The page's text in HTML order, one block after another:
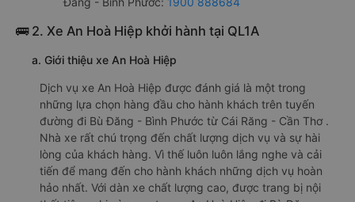
Xem địa chỉ văn phòng nhà xe Phương Hồng Linh:
https://vexere.com/vi-VN/xe-phuong-hong-linh
Số điện thoại đặt mua vé xe Cái Răng - Cần Thơ Bù
Đăng - Bình Phước:1900 888684
🚌 2. Xe An Hoà Hiệp khởi hành tại QL1A
a. Giới thiệu xe An Hoà Hiệp
Dịch vụ xe An Hoà Hiệp được đánh giá là một trong
những lựa chọn hàng đầu cho hành khách trên tuyến
đường đi Bù Đăng - Bình Phước từ Cái Răng - Cần Thơ .
Nhà xe rất chú trọng đến chất lượng dịch vụ và sự hài